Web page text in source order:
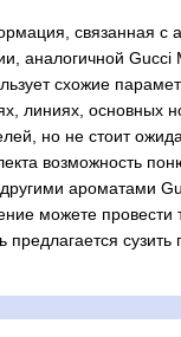
связанная с
аналогичной Gucci
схожие
линиях, основных
но не стоит
возможность
другими ароматами
можете провести
предлагается сузить